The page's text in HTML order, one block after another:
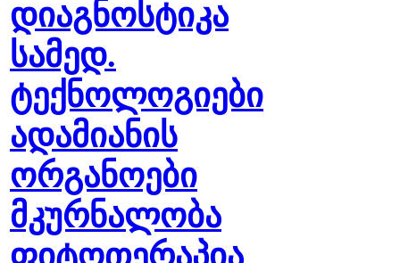
დიაგნოსტიკა
სამედ.
ტექნოლოგიები
ადამიანის
ორგანოები
მკურნალობა